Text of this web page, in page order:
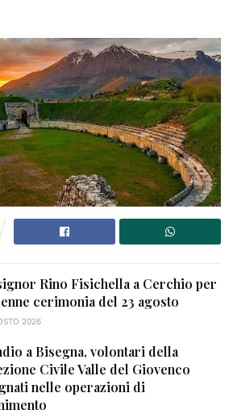
Rino Fisichella a Cerchio per
cerimonia del 23 agosto
2026
a Bisegna, volontari della
Civile Valle del Giovenco
nelle operazioni di